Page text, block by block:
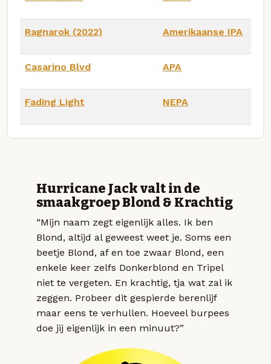
Ragnarok (2022) Amerikaanse IPA
Casarino Blvd APA
Fading Light NEPA
Hurricane Jack valt in de
smaakgroep Blond & Krachtig
“Mijn naam zegt eigenlijk alles. Ik ben
Blond, altijd al geweest weet je. Soms een
beetje Blond, af en toe zwaar Blond, een
enkele keer zelfs Donkerblond en Tripel
niet te vergeten. En krachtig, tja wat zal ik
zeggen. Probeer dit gespierde berenlijf
maar eens te verhullen. Hoeveel burpees
doe jij eigenlijk in een minuut?”